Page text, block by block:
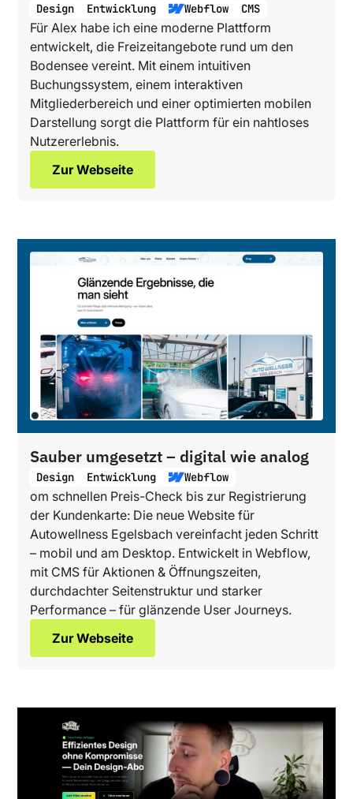
Design Entwicklung Webflow CMS
Für Alex habe ich eine moderne Plattform
entwickelt, die Freizeitangebote rund um den
Bodensee vereint. Mit einem intuitiven
Buchungssystem, einem interaktiven
Mitgliederbereich und einer optimierten mobilen
Darstellung sorgt die Plattform für ein nahtloses
Nutzererlebnis.‍
Zur Webseite
Sauber umgesetzt – digital wie analog
Design Entwicklung Webflow
om schnellen Preis-Check bis zur Registrierung
der Kundenkarte: Die neue Website für
Autowellness Egelsbach vereinfacht jeden Schritt
– mobil und am Desktop. Entwickelt in Webflow,
mit CMS für Aktionen & Öffnungszeiten,
durchdachter Seitenstruktur und starker
Performance – für glänzende User Journeys.
Zur Webseite